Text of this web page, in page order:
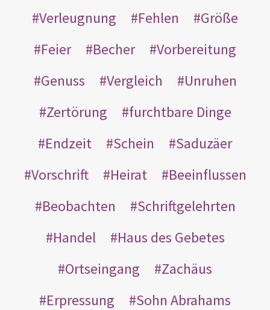
Verleugnung Fehlen
Größe
Feier
Becher
Vorbereitung
Genuss
Vergleich
Unruhen
Zertörung
furchtbare Dinge
Endzeit
Schein
Saduzäer
Vorschrift
Heirat
Beeinflussen
Beobachten
Schriftgelehrten
Handel
Haus des Gebetes
Ortseingang
Zachäus
Erpressung
Sohn Abrahams